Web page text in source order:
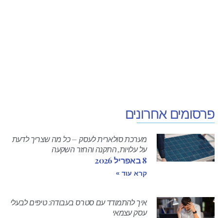
פרסומים אחרונים
מערכת סולארית לעסק – כל מה שצריך לדעת
על עלויות, התקנה והחזר השקעה
8 באפריל 2026
קרא עוד »
איך להתמודד עם סטרס בעבודה: טיפים לבעלי
עסק עצמאי